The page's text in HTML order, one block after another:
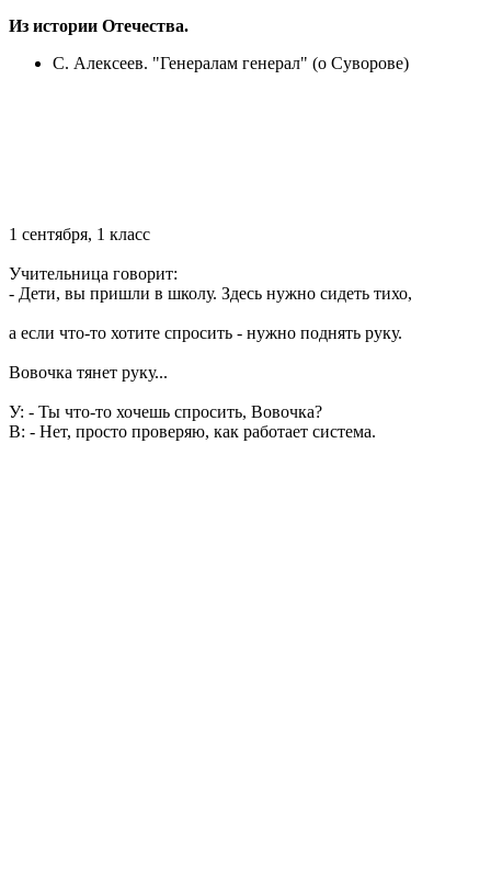
Из истории Отечества.
С. Алексеев. "Генералам генерал" (о Суворове)
1 сентября, 1 класс
Учительница говорит:
- Дети, вы пришли в школу. Здесь нужно сидеть тихо,
а если что-то хотите спросить - нужно поднять руку.
Вовочка тянет руку...
У: - Ты что-то хочешь спросить, Вовочка?
В: - Нет, просто проверяю, как работает система.